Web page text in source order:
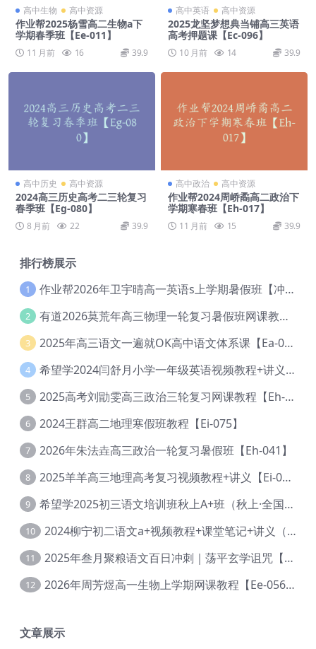
高中生物 高中资源
作业帮2025杨雪高二生物a下
学期春季班【Ee-011】
11 月前 16 39.9
高中英语 高中资源
2025龙坚梦想典当铺高三英语
高考押题课【Ec-096】
10 月前 14 39.9
高中历史 高中资源
2024高三历史高考二三轮复习
春季班【Eg-080】
8 月前 22 39.9
高中政治 高中资源
作业帮2024周峤矞高二政治下
学期寒春班【Eh-017】
11 月前 15 39.9
排行榜展示
1 作业帮2026年卫宇晴高一英语s上学期暑假班【冲顶班】【Ec-003】
2 有道2026莫荒年高三物理一轮复习暑假班网课教程【Ef-044】
3 2025年高三语文一遍就OK高中语文体系课【Ea-028】
4 希望学2024闫舒月小学一年级英语视频教程+讲义【Cc-004】
5 2025高考刘勖雯高三政治三轮复习网课教程【Eh-061】
6 2024王群高二地理寒假班教程【Ei-075】
7 2026年朱法垚高三政治一轮复习暑假班【Eh-041】
8 2025羊羊高三地理高考复习视频教程+讲义【Ei-051】
9 希望学2025初三语文培训班秋上A+班（秋上·全国版·A+）【Da-031】
10 2024柳宁初二语文a+视频教程+课堂笔记+讲义（暑假班+秋季班）【Da-003】
11 2025年叁月聚粮语文百日冲刺｜荡平玄学诅咒【Ea-001】
12 2026年周芳煜高一生物上学期网课教程【Ee-056】
文章展示